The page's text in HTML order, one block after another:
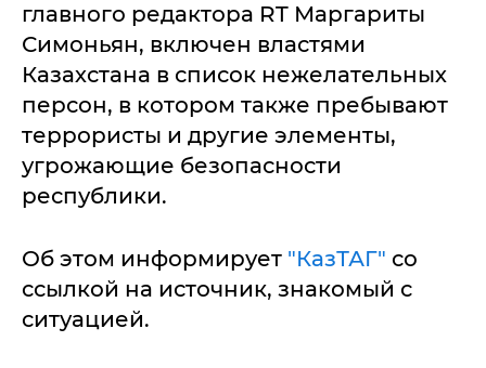
главного редактора RT Маргариты
Симоньян, включен властями
Казахстана в список нежелательных
персон, в котором также пребывают
террористы и другие элементы,
угрожающие безопасности
республики.
Об этом информирует "КазТАГ" со
ссылкой на источник, знакомый с
ситуацией.